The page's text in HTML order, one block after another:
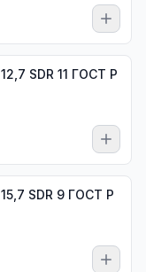
SDR 11 ГОСТ Р
SDR 9 ГОСТ Р